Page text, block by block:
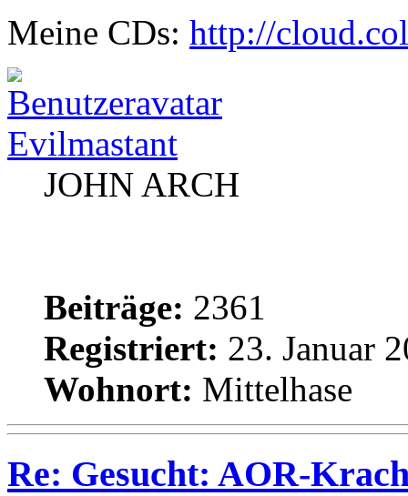
Meine CDs: http://
Evilmastant
JOHN ARCH
Beiträge: 2361
Registriert: 23. Januar
Wohnort: Mittelhase
Re: Gesucht: AOR-